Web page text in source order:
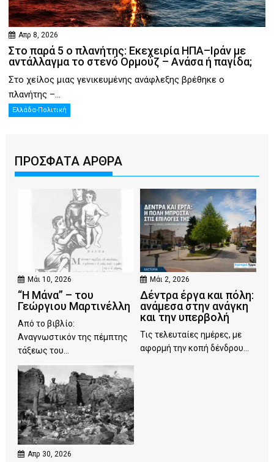
Απρ 8, 2026
Στο παρά 5 ο πλανήτης: Εκεχειρία ΗΠΑ–Ιράν με
αντάλλαγμα το στενό Ορμούζ – Ανάσα ή παγίδα;
Στο χείλος μιας γενικευμένης ανάφλεξης βρέθηκε ο
πλανήτης –...
Ελλάδα-Πολιτική
ΠΡΟΣΦΑΤΑ ΑΡΘΡΑ
Μάι 10, 2026
“Η Μάνα” – του
Γεώργιου Μαρτινέλλη
Από το βιβλίο:
Αναγνωστικόν της πέμπτης
τάξεως του...
Μάι 2, 2026
Δέντρα έργα και πόλη:
ανάμεσα στην ανάγκη
και την υπερβολή
Τις τελευταίες ημέρες, με
αφορμή την κοπή δένδρου...
Απρ 30, 2026